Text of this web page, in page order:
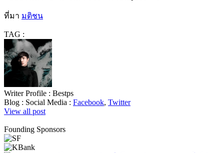
ที่มา มติชน
TAG :
Writer Profile : Bestps
Blog : Social Media : Facebook, Twitter
View all post
Founding Sponsors